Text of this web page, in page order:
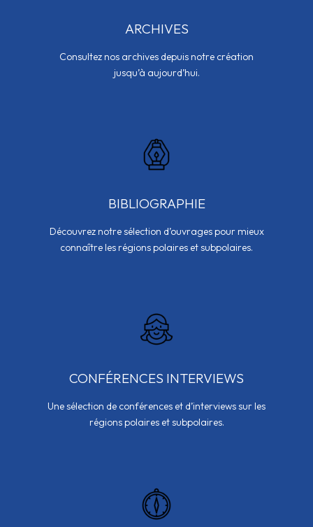
ARCHIVES
Consultez nos archives depuis notre création
jusqu’à aujourd’hui.
BIBLIOGRAPHIE
Découvrez notre sélection d’ouvrages pour mieux
connaître les régions polaires et subpolaires.
CONFÉRENCES INTERVIEWS
Une sélection de conférences et d’interviews sur les
régions polaires et subpolaires.